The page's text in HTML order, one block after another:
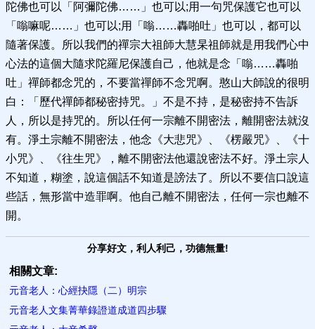
陀佛也可以「阿彌陀佛……」也可以;用一句咒保護它也可以
「嗡嘛呢……」也可以;用「嗡……轟啪吐」也可以，都可以
隨著保護。所以我們的禪宗大祖師大慧杲祖師就是用我們心中
心法的這個大隨求陀羅尼保護自己，他就是念「嗡……轟啪
吐」禪師都念咒的，不要當禪師不念咒啊。憨山大師說的很明
白：「歷代禪師都秘密持咒。」不是不持，是秘密持不告訴
人，所以是持咒的。所以任何一宗離不開密法，離開密法就沒
有。淨土宗離不開密法，他念《大悲咒》、《楞嚴咒》、《十
小咒》、《往生咒》，離不開密法他還說密法不好。淨土宗人
不知道，糊塗，說這個話不知道是謗法了。所以不要信口說這
些話，無形當中造罪啊。他自己離不開密法，任何一宗也離不
開。
分享好文，利人利己，功德無量!
相關文章:
元音老人：心經抉隱（二）明宗
元音老人文集菁華錄證道成道四步驟